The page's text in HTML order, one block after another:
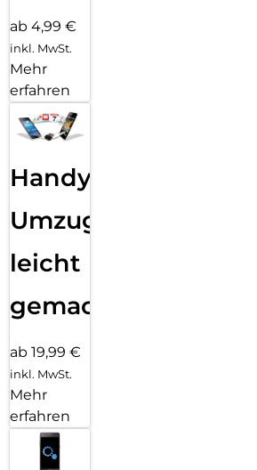
ab 4,99 €
inkl. MwSt.
Mehr
erfahren
Handy
Umzug
leicht
gemacht!
ab 19,99 €
inkl. MwSt.
Mehr
erfahren